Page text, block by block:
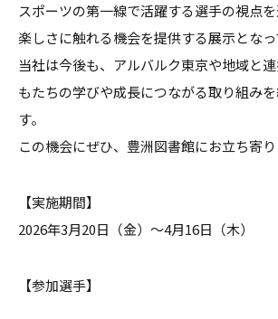
スポーツの第一線で活躍する選手の視点
楽しさに触れる機会を提供する展示となっ
当社は今後も、アルバルク東京や地域と
もたちの学びや成長につながる取り組み
す。
この機会にぜひ、豊洲図書館にお立ち寄り
【実施期間】
2026年3月20日（金）～4月16日（木）
【参加選手】